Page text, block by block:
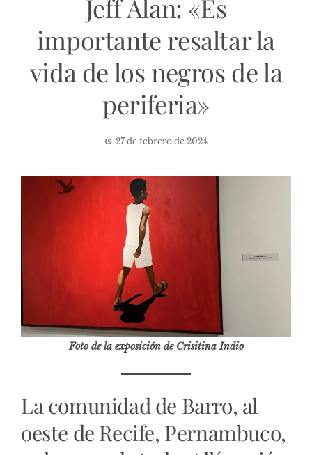
Jeff Alan: «Es
importante resaltar la
vida de los negros de la
periferia»
27 de febrero de 2024
Foto de la exposición de Crisitina Indio
La comunidad de Barro, al
oeste de Recife, Pernambuco,